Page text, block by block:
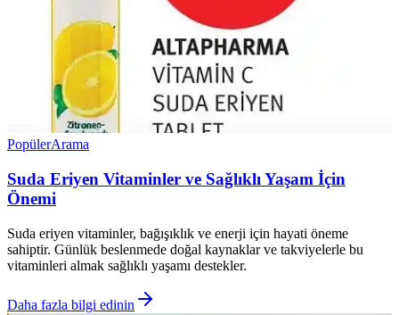
PopülerArama
Suda Eriyen Vitaminler ve Sağlıklı Yaşam İçin
Önemi
Suda eriyen vitaminler, bağışıklık ve enerji için hayati öneme
sahiptir. Günlük beslenmede doğal kaynaklar ve takviyelerle bu
vitaminleri almak sağlıklı yaşamı destekler.
Daha fazla bilgi edinin